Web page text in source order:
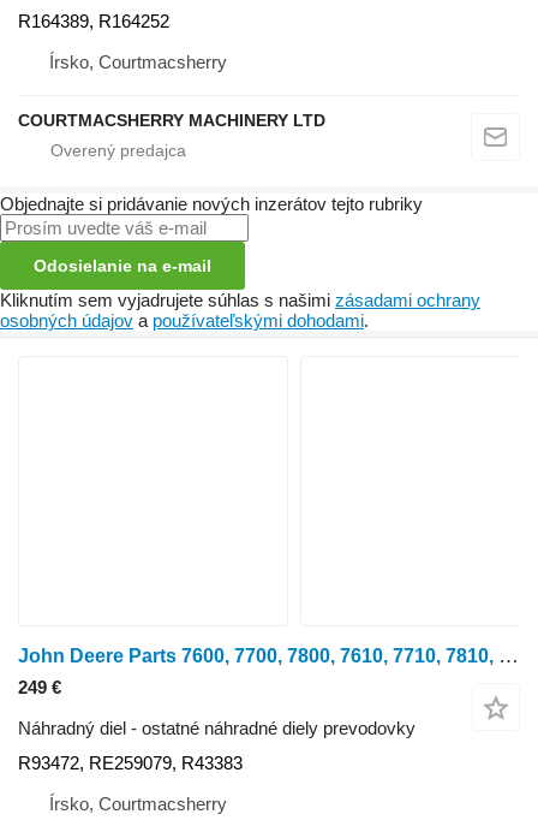
R164389, R164252
Írsko, Courtmacsherry
COURTMACSHERRY MACHINERY LTD
Objednajte si pridávanie nových inzerátov tejto rubriky
Odosielanie na e-mail
Kliknutím sem vyjadrujete súhlas s našimi zásadami ochrany
osobných údajov a používateľskými dohodami.
John Deere Parts 7600, 7700, 7800, 7610, 7710, 7810, 6800 Pto Clutch Hub R9 R93472 na kolesového traktora 7600, 7700, 7800, 7610, 7710, 7810, 6800, 6900, 6810, 6910, 6820, 6920, 7430, 7330, 7530, 6830, 6930, 7430, 7530, 6140, 6150, 6140, 6145, 6155, 7420, 7520, 7425, 7525, 6140, 6155
249 €
Náhradný diel - ostatné náhradné diely prevodovky
R93472, RE259079, R43383
Írsko, Courtmacsherry